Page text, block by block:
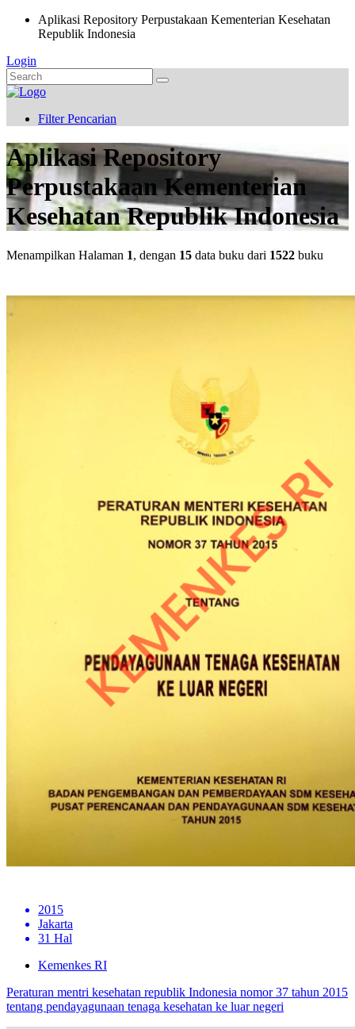
Aplikasi Repository Perpustakaan Kementerian Kesehatan
Republik Indonesia
Login
Filter Pencarian
Aplikasi Repository
Perpustakaan Kementerian
Kesehatan Republik Indonesia
Menampilkan Halaman 1, dengan 15 data buku dari 1522 buku
2015
Jakarta
31 Hal
Kemenkes RI
Peraturan mentri kesehatan republik Indonesia nomor 37 tahun 2015
tentang pendayagunaan tenaga kesehatan ke luar negeri